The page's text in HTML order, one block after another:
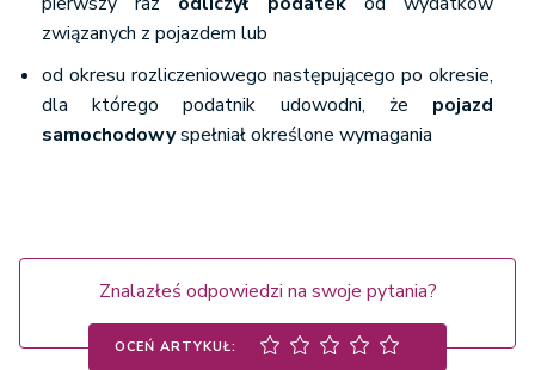
wykorzystywane wyłącznie do działalności
związanych z pojazdem lub
od okresu rozliczeniowego następującego po okresie,
dla którego podatnik udowodni, że pojazd
samochodowyspełniał określone wymagania
Znalazłeś odpowiedzi na swoje pytania?
OCEŃ ARTYKUŁ: